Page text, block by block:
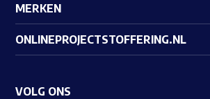
MERKEN
ONLINEPROJECTSTOFFERING.NL
VOLG ONS